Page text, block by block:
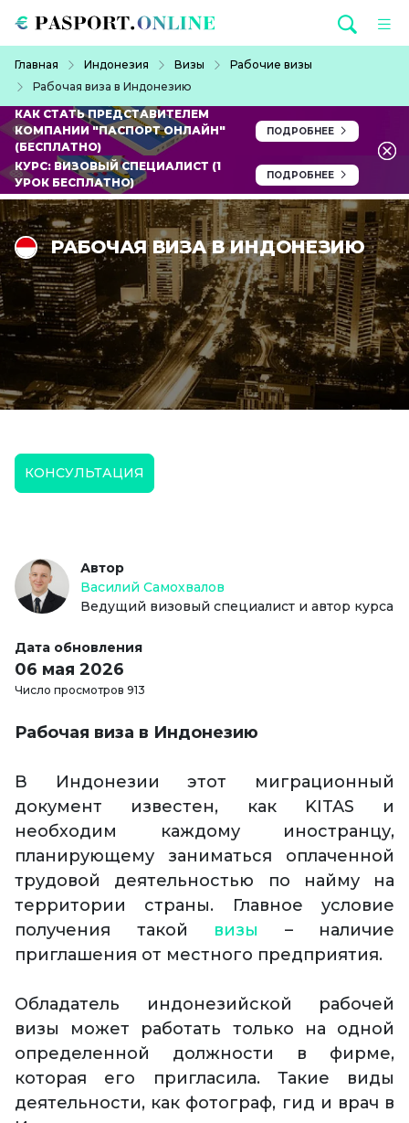
Главная Индонезия Визы
Рабочие визы
Рабочая виза в Индонезию
КАК СТАТЬ ПРЕДСТАВИТЕЛЕМ
КОМПАНИИ "ПАСПОРТ ОНЛАЙН"
(БЕСПЛАТНО)
ПОДРОБНЕЕ
КУРС: ВИЗОВЫЙ СПЕЦИАЛИСТ (1
УРОК БЕСПЛАТНО)
ПОДРОБНЕЕ
РАБОЧАЯ ВИЗА В ИНДОНЕЗИЮ
КОНСУЛЬТАЦИЯ
Автор
Василий Самохвалов
Ведущий визовый специалист и автор курса
Дата обновления
06 мая 2026
Число просмотров 913
Рабочая виза в Индонезию
В Индонезии этот миграционный
документ известен, как KITAS и
необходим каждому иностранцу,
планирующему заниматься оплаченной
трудовой деятельностью по найму на
территории страны. Главное условие
получения такой визы – наличие
приглашения от местного предприятия.
Обладатель индонезийской рабочей
визы может работать только на одной
определенной должности в фирме,
которая его пригласила. Такие виды
деятельности, как фотограф, гид и врач в